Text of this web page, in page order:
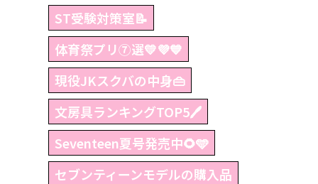
ST受験対策室📝
体育祭プリ⑦選💛💜💙
現役JKスクバの中身👜
文房具ランキングTOP5🖊
Seventeen夏号発売中🌻🩵
セブンティーンモデルの購入品